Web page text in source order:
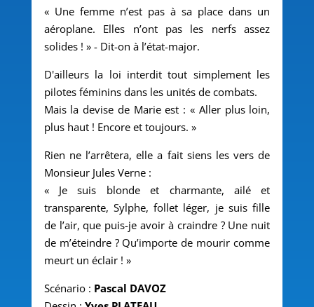
« Une femme n’est pas à sa place dans un
aéroplane. Elles n’ont pas les nerfs assez
solides ! » - Dit-on à l’état-major.
D'ailleurs la loi interdit tout simplement les
pilotes féminins dans les unités de combats.
Mais la devise de Marie est : « Aller plus loin,
plus haut ! Encore et toujours. »
Rien ne l’arrêtera, elle a fait siens les vers de
Monsieur Jules Verne :
« Je suis blonde et charmante, ailé et
transparente, Sylphe, follet léger, je suis fille
de l’air, que puis-je avoir à craindre ? Une nuit
de m’éteindre ? Qu’importe de mourir comme
meurt un éclair ! »
Scénario : Pascal DAVOZ